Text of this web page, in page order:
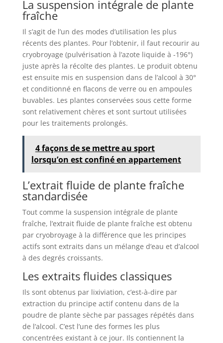
La suspension intégrale de plante
fraîche
Il s’agit de l’un des modes d’utilisation les plus
récents des plantes. Pour l’obtenir, il faut recourir au
cryobroyage (pulvérisation à l’azote liquide à -196°)
juste après la récolte des plantes. Le produit obtenu
est ensuite mis en suspension dans de l’alcool à 30°
et conditionné en flacons de verre ou en ampoules
buvables. Les plantes conservées sous cette forme
sont relativement chères et sont surtout utilisées
pour les traitements prolongés.
4 façons de se mettre au sport
lorsqu’on est confiné en appartement
L’extrait fluide de plante fraîche
standardisée
Tout comme la suspension intégrale de plante
fraîche, l’extrait fluide de plante fraîche est obtenu
par cryobroyage à la différence que les principes
actifs sont extraits dans un mélange d’eau et d’alcool
à des degrés croissants.
Les extraits fluides classiques
Ils sont obtenus par lixiviation, c’est-à-dire par
extraction du principe actif contenu dans de la
poudre de plante sèche par passages répétés dans
de l’alcool. C’est l’une des formes les plus
concentrées existant à ce jour. Ils contiennent la